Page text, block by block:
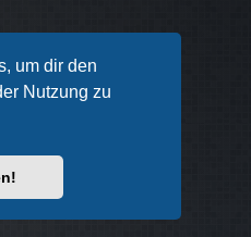
um dir den
Nutzung zu